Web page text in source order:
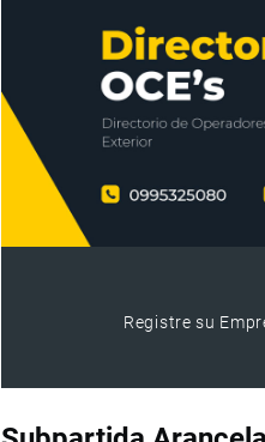
Registre su